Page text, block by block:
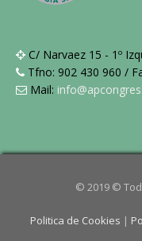
C/ Narvaez 15 - 1º
Tfno: 902 430 960 /
Mail:
© 2019 ©
Politica de Cookies |